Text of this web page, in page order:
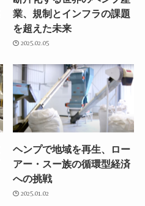
業、規制とインフラの課題
を超えた未来
2025.02.05
ヘンプで地域を再生、ロー
アー・スー族の循環型経済
への挑戦
2025.01.02